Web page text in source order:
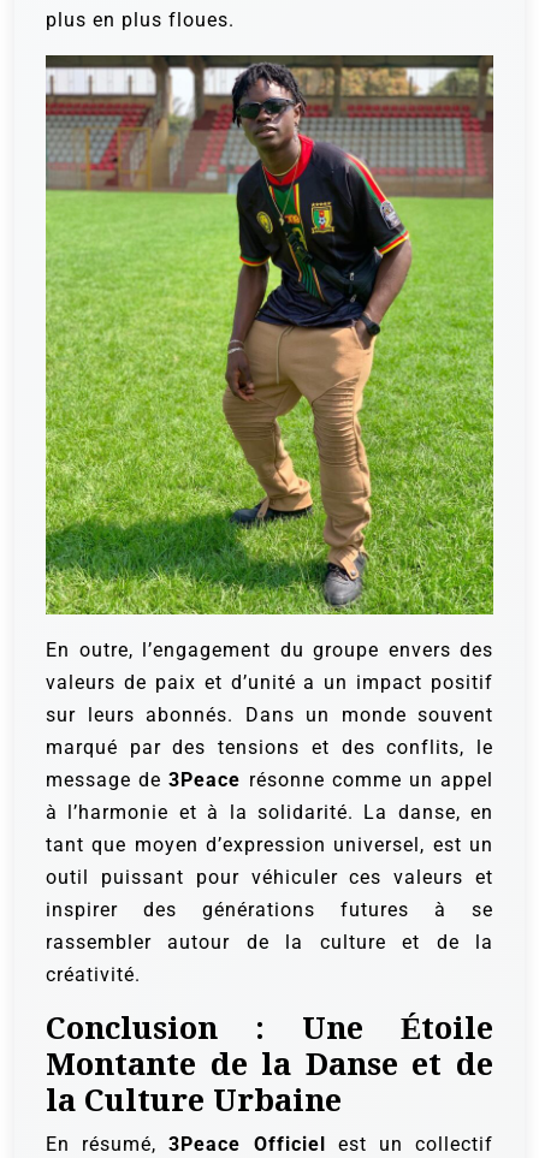
plus en plus floues.
En outre, l’engagement du groupe envers des
valeurs de paix et d’unité a un impact positif
sur leurs abonnés. Dans un monde souvent
marqué par des tensions et des conflits, le
message de3Peace résonne comme un appel
à l’harmonie et à la solidarité. La danse, en
tant que moyen d’expression universel, est un
outil puissant pour véhiculer ces valeurs et
inspirer des générations futures à se
rassembler autour de la culture et de la
créativité.
Conclusion : Une Étoile
Montante de la Danse et de
la Culture Urbaine
En résumé,3Peace Officiel est un collectif